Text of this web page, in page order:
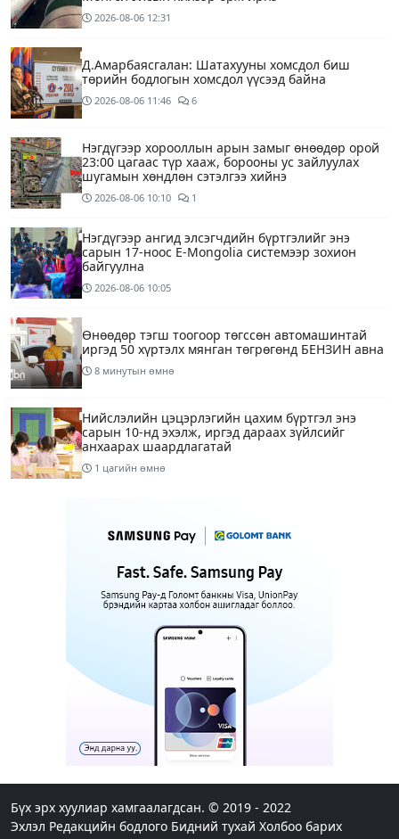
2026-08-06 12:31
Д.Амарбаясгалан: Шатахууны хомсдол биш
төрийн бодлогын хомсдол үүсээд байна
2026-08-06 11:46 6
Нэгдүгээр хорооллын арын замыг өнөөдөр орой
23:00 цагаас түр хааж, борооны ус зайлуулах
шугамын хөндлөн сэтэлгээ хийнэ
2026-08-06 10:10 1
Нэгдүгээр ангид элсэгчдийн бүртгэлийг энэ
сарын 17-ноос E-Mongolia системээр зохион
байгуулна
2026-08-06 10:05
Өнөөдөр тэгш тоогоор төгссөн автомашинтай
иргэд 50 хүртэлх мянган төгрөгөнд БЕНЗИН авна
8 минутын өмнө
Нийслэлийн цэцэрлэгийн цахим бүртгэл энэ
сарын 10-нд эхэлж, иргэд дараах зүйлсийг
анхаарах шаардлагатай
1 цагийн өмнө
Улаанбаатарт 28 хэм дулаан
4 цагийн өмнө 1
Татварын өртэй шатахуун импортлогч ААН-
13 цагийн өмнө
Маргааш Улаанбаатарт 28 хэм дулаан, багавтар
15 цагийн өмнө
АНУ-ын ЭСЯ-наас зөвлөжээ
17 цагийн өмнө 3
Бүх эрх хуулиар хамгаалагдсан. © 2019 - 2022
Эхлэл Редакцийн бодлого Бидний тухай Холбоо барих